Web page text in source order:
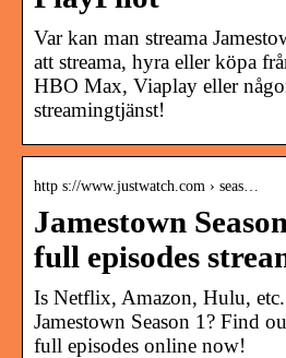
Var kan man streama
att streama, hyra eller köpa
HBO Max, Viaplay eller
streamingtjänst!
http s://www.justwatch.com › seas…
Jamestown
full episodes
Is Netflix, Amazon, Hulu,
Jamestown Season 1? Find
full episodes online now!